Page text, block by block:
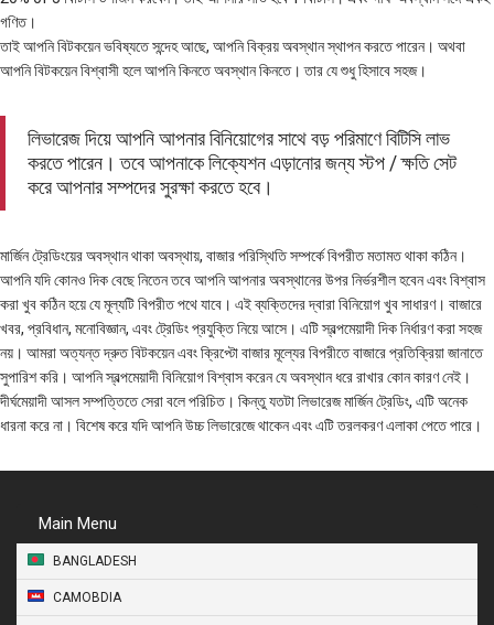
গণিত।
তাই আপনি বিটকয়েন ভবিষ্যতে সন্দেহ আছে, আপনি বিক্রয় অবস্থান স্থাপন করতে পারেন। অথবা
আপনি বিটকয়েন বিশ্বাসী হলে আপনি কিনতে অবস্থান কিনতে। তার যে শুধু হিসাবে সহজ।
লিভারেজ দিয়ে আপনি আপনার বিনিয়োগের সাথে বড় পরিমাণে বিটিসি লাভ
করতে পারেন। তবে আপনাকে লিক্যেশন এড়ানোর জন্য স্টপ / ক্ষতি সেট
করে আপনার সম্পদের সুরক্ষা করতে হবে।
মার্জিন ট্রেডিংয়ের অবস্থান থাকা অবস্থায়, বাজার পরিস্থিতি সম্পর্কে বিপরীত মতামত থাকা কঠিন।
আপনি যদি কোনও দিক বেছে নিতেন তবে আপনি আপনার অবস্থানের উপর নির্ভরশীল হবেন এবং বিশ্বাস
করা খুব কঠিন হয়ে যে মূল্যটি বিপরীত পথে যাবে। এই ব্যক্তিদের দ্বারা বিনিয়োগ খুব সাধারণ। বাজারে
খবর, প্রবিধান, মনোবিজ্ঞান, এবং ট্রেডিং প্রযুক্তি নিয়ে আসে। এটি স্বল্পমেয়াদী দিক নির্ধারণ করা সহজ
নয়। আমরা অত্যন্ত দ্রুত বিটকয়েন এবং ক্রিপ্টো বাজার মূল্যের বিপরীতে বাজারে প্রতিক্রিয়া জানাতে
সুপারিশ করি। আপনি স্বল্পমেয়াদী বিনিয়োগ বিশ্বাস করেন যে অবস্থান ধরে রাখার কোন কারণ নেই।
দীর্ঘমেয়াদী আসল সম্পত্তিতে সেরা বলে পরিচিত। কিন্তু যতটা লিভারেজ মার্জিন ট্রেডিং, এটি অনেক
ধারনা করে না। বিশেষ করে যদি আপনি উচ্চ লিভারেজে থাকেন এবং এটি তরলকরণ এলাকা পেতে পারে।
Main Menu
BANGLADESH
CAMOBDIA